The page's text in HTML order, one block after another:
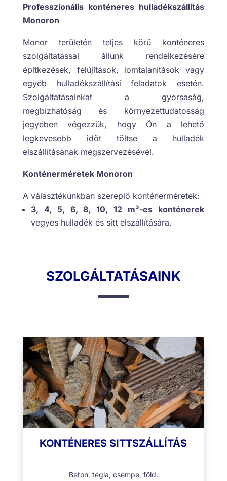
Professzionális konténeres hulladékszállítás
Monoron
Monor területén teljes körű konténeres
szolgáltatással állunk rendelkezésére
építkezések, felújítások, lomtalanítások vagy
egyéb hulladékszállítási feladatok esetén.
Szolgáltatásainkat a gyorsaság,
megbízhatóság és környezettudatosság
jegyében végezzük, hogy Ön a lehető
legkevesebb időt töltse a hulladék
elszállításának megszervezésével.
Konténerméretek Monoron
A választékunkban szereplő konténerméretek:
3, 4, 5, 6, 8, 10, 12 m³-es konténerek
vegyes hulladék és sitt elszállítására.
SZOLGÁLTATÁSAINK
KONTÉNERES SITTSZÁLLÍTÁS
Beton, tégla, csempe, föld.